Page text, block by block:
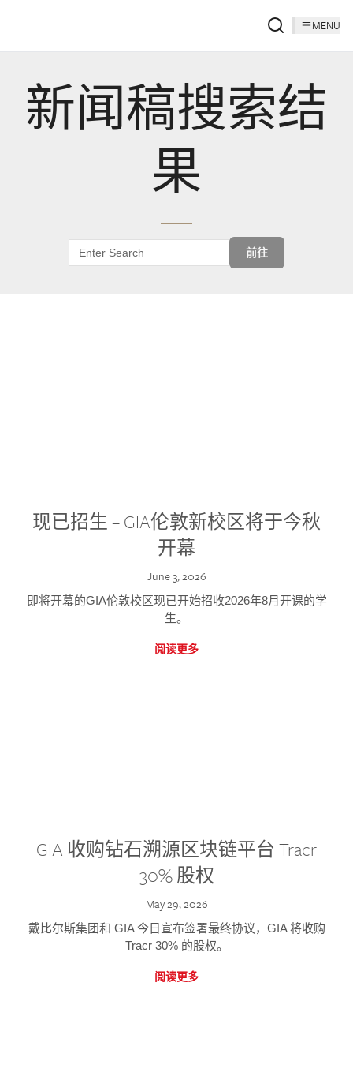
MENU
新闻稿搜索结
果
前往
现已招生 – GIA伦敦新校区将于今秋
开幕
June 3, 2026
即将开幕的GIA伦敦校区现已开始招收2026年8月开课的学
生。
阅读更多
GIA 收购钻石溯源区块链平台 Tracr
30% 股权
May 29, 2026
戴比尔斯集团和 GIA 今日宣布签署最终协议，GIA 将收购
Tracr 30% 的股权。
阅读更多